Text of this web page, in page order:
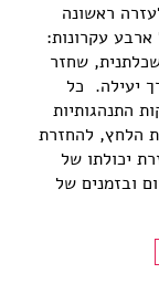
ראשונה
עקרונות:
שחזר
יעילה. כל
התנהגותיות
הלחץ, להחזרת
יכולתו של
ובזמנים של